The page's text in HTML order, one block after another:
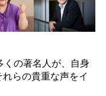
くの著名人が、自身
らの貴重な声をイ